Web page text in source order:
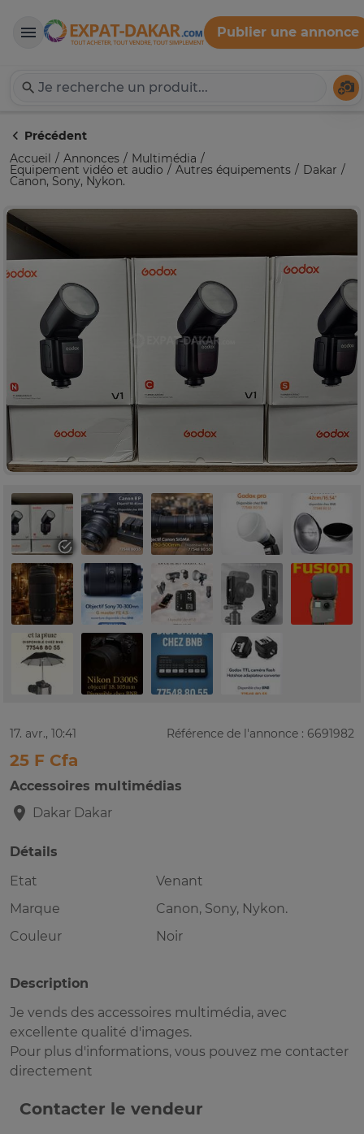
Expat-Dakar
Publier une annonce
Précédent
Accueil
Annonces Multimédia
Equipement vidéo et audio Autres équipements Dakar
Canon, Sony, Nykon.
17. avr., 10:41 Référence de l'annonce : 6691982
25 F Cfa
Accessoires multimédias
Dakar Dakar
Détails
Etat
Venant
Marque
Canon, Sony, Nykon.
Couleur
Noir
Description
Je vends des accessoires multimédia, avec
excellente qualité d'images.
Pour plus d'informations, vous pouvez me contacter
directement
Contacter le vendeur